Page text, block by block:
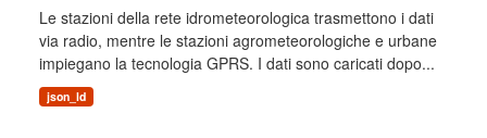
Le stazioni della rete idrometeorologica trasmettono i dati
via radio, mentre le stazioni agrometeorologiche e urbane
impiegano la tecnologia GPRS. I dati sono caricati dopo...
json_ld